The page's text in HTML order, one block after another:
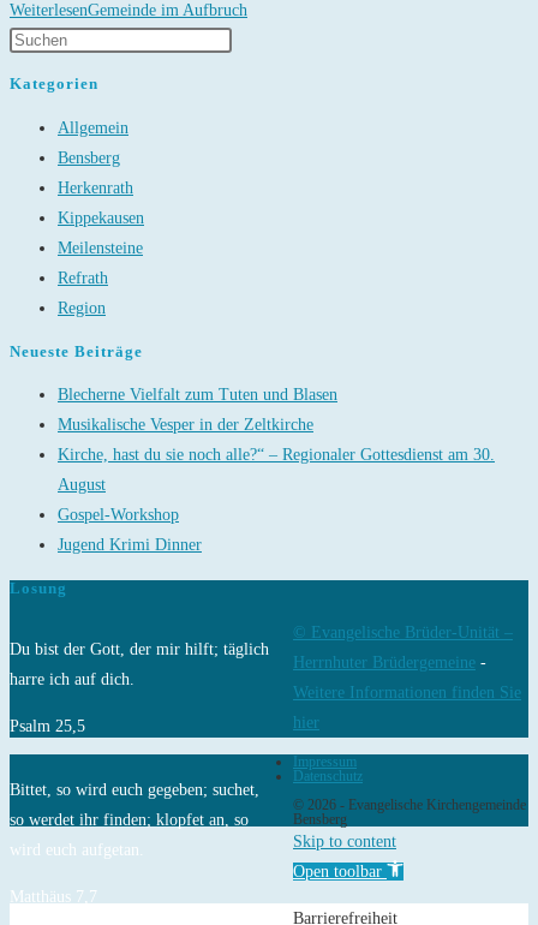
WeiterlesenGemeinde im Aufbruch
Kategorien
Allgemein
Bensberg
Herkenrath
Kippekausen
Meilensteine
Refrath
Region
Neueste Beiträge
Blecherne Vielfalt zum Tuten und Blasen
Musikalische Vesper in der Zeltkirche
Kirche, hast du sie noch alle?“ – Regionaler Gottesdienst am 30.
August
Gospel-Workshop
Jugend Krimi Dinner
Losung
Du bist der Gott, der mir hilft; täglich
harre ich auf dich.
Psalm 25,5
Bittet, so wird euch gegeben; suchet,
so werdet ihr finden; klopfet an, so
wird euch aufgetan.
Matthäus 7,7
© Evangelische Brüder-Unität –
Herrnhuter Brüdergemeine -
Weitere Informationen finden Sie
hier
Impressum
Datenschutz
© 2026 - Evangelische Kirchengemeinde
Bensberg
Skip to content
Open toolbar
Barrierefreiheit